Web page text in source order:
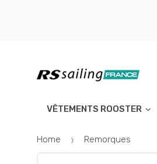
VÊTEMENTS ROOSTER
Home Remorques